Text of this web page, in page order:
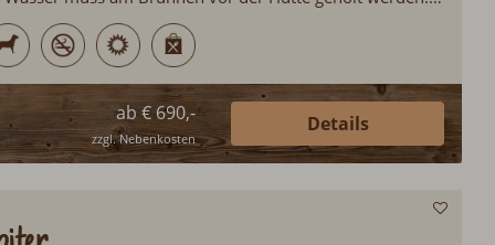
mag, wird hier inmitten unberührter
erleben...
ab € 690,-
zzgl. Nebenkosten
Details